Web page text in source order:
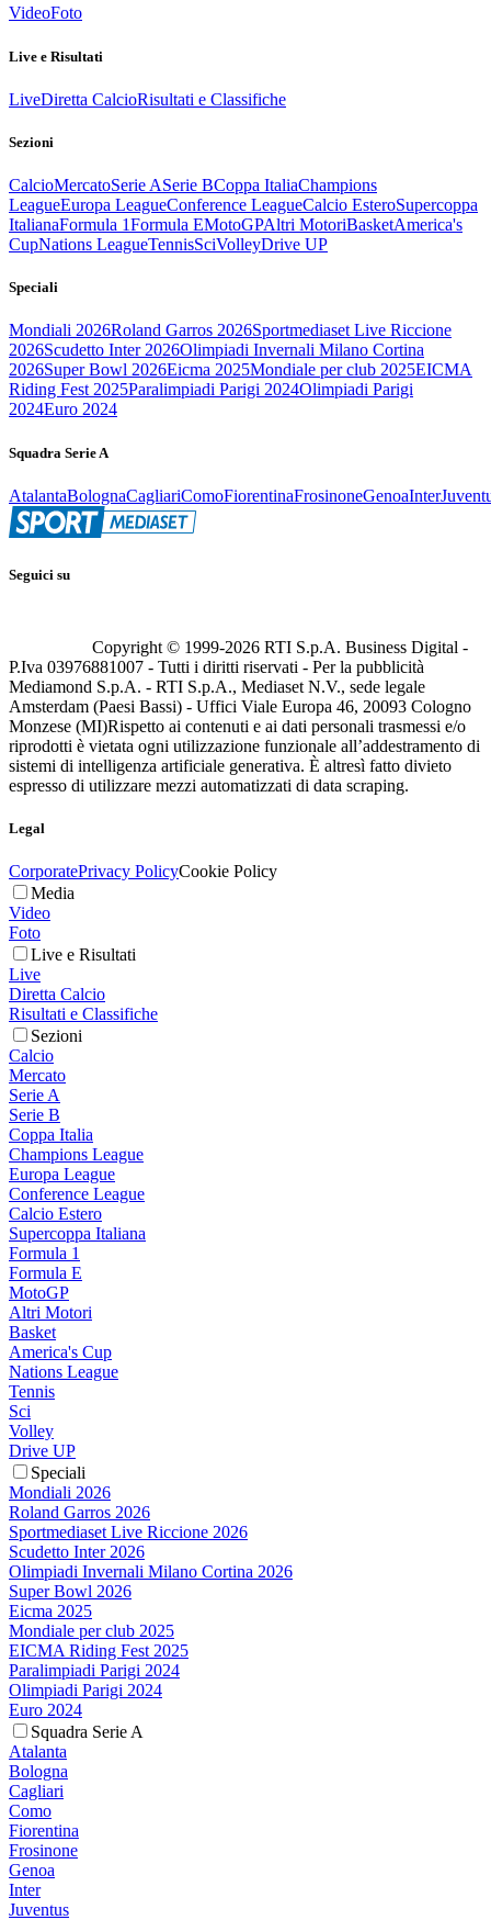
VideoFoto
Live e Risultati
LiveDiretta CalcioRisultati e Classifiche
Sezioni
CalcioMercatoSerie ASerie BCoppa ItaliaChampions
LeagueEuropa LeagueConference LeagueCalcio EsteroSupercoppa
ItalianaFormula 1Formula EMotoGPAltri MotoriBasketAmerica's
CupNations LeagueTennisSciVolleyDrive UP
Speciali
Mondiali 2026Roland Garros 2026Sportmediaset Live Riccione
2026Scudetto Inter 2026Olimpiadi Invernali Milano Cortina
2026Super Bowl 2026Eicma 2025Mondiale per club 2025EICMA
Riding Fest 2025Paralimpiadi Parigi 2024Olimpiadi Parigi
2024Euro 2024
Squadra Serie A
AtalantaBolognaCagliariComoFiorentinaFrosinoneGenoaInter
Seguici su
Copyright © 1999-2026 RTI S.p.A. Business Digital -
P.Iva 03976881007 - Tutti i diritti riservati - Per la pubblicità
Mediamond S.p.A. - RTI S.p.A., Mediaset N.V., sede legale
Amsterdam (Paesi Bassi) - Uffici Viale Europa 46, 20093 Cologno
Monzese (MI)Rispetto ai contenuti e ai dati personali trasmessi e/o
riprodotti è vietata ogni utilizzazione funzionale all’addestramento di
sistemi di intelligenza artificiale generativa. È altresì fatto divieto
espresso di utilizzare mezzi automatizzati di data scraping.
Legal
CorporatePrivacy PolicyCookie Policy
Media
Video
Foto
Live e Risultati
Live
Diretta Calcio
Risultati e Classifiche
Sezioni
Calcio
Mercato
Serie A
Serie B
Coppa Italia
Champions League
Europa League
Conference League
Calcio Estero
Supercoppa Italiana
Formula 1
Formula E
MotoGP
Altri Motori
Basket
America's Cup
Nations League
Tennis
Sci
Volley
Drive UP
Speciali
Mondiali 2026
Roland Garros 2026
Sportmediaset Live Riccione 2026
Scudetto Inter 2026
Olimpiadi Invernali Milano Cortina 2026
Super Bowl 2026
Eicma 2025
Mondiale per club 2025
EICMA Riding Fest 2025
Paralimpiadi Parigi 2024
Olimpiadi Parigi 2024
Euro 2024
Squadra Serie A
Atalanta
Bologna
Cagliari
Como
Fiorentina
Frosinone
Genoa
Inter
Juventus